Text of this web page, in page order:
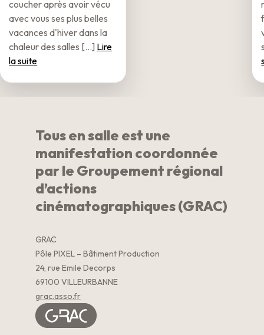
coucher après avoir vécu
avec vous ses plus belles
vacances d'hiver dans la
chaleur des salles [...] Lire
la suite
Tous en salle est une
manifestation coordonnée
par le Groupement régional
d’actions
cinématographiques (GRAC)
GRAC
Pôle PIXEL – Bâtiment Production
24, rue Emile Decorps
69100 VILLEURBANNE
grac.asso.fr